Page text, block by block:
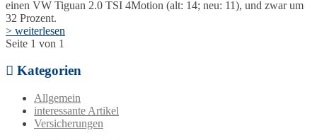
einen VW Tiguan 2.0 TSI 4Motion (alt: 14; neu: 11), und zwar um
32 Prozent.
> weiterlesen
Seite 1 von 1
Kategorien
Allgemein
interessante Artikel
Versicherungen